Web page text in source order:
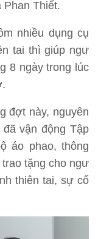
Phan Thiết.
nhiều dụng cụ
tai thì giúp ngư
8 ngày trong lúc
đợt này, nguyên
vận động Tập
áo phao, thông
tặng cho ngư
thiên tai, sự cố